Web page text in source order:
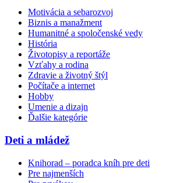
Motivácia a sebarozvoj
Biznis a manažment
Humanitné a spoločenské vedy
História
Životopisy a reportáže
Vzťahy a rodina
Zdravie a životný štýl
Počítače a internet
Hobby
Umenie a dizajn
Ďalšie kategórie
Deti a mládež
Knihorad – poradca kníh pre deti
Pre najmenších